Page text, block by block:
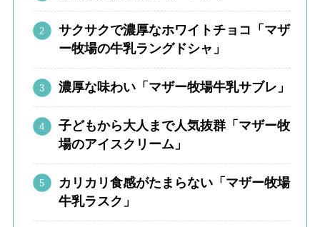
サクサクで濃厚なホワイトチョコ「マザ
ー牧場の牛乳ラングドシャ」
濃厚な味わい「マザー牧場牛乳サブレ」
子どもから大人まで人気抜群「マザー牧
場のアイスクリーム」
カリカリ食感がたまらない「マザー牧場
牛乳ラスク」